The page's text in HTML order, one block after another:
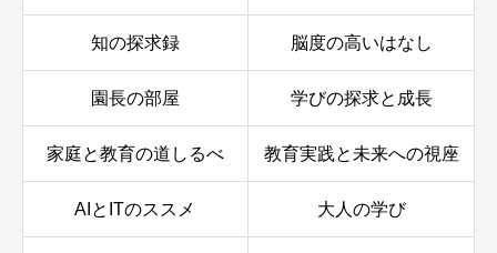
知の探求録 脳度の高いはなし
園長の部屋 学びの探求と成長
家庭と教育の道しるべ 教育実践と未来への視座
AIとITのススメ 大人の学び